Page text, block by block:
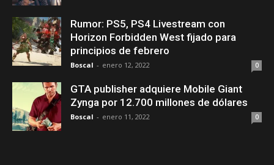
Rumor: PS5, PS4 Livestream con
Horizon Forbidden West fijado para
principios de febrero
Boscal - enero 12, 2022 0
GTA publisher adquiere Mobile Giant
Zynga por 12.700 millones de dólares
Boscal - enero 11, 2022 0